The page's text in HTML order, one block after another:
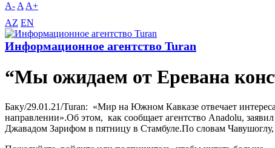
A- A A+
AZ EN
Информационное агентство Turan
“Мы ожидаем от Еревана
Баку/29.01.21/Turan: «Мир на Южном Кавказе отвечает
направлении».Об этом, как сообщает агентство Anadolu,
Джавадом Зарифом в пятницу в Стамбуле.По словам